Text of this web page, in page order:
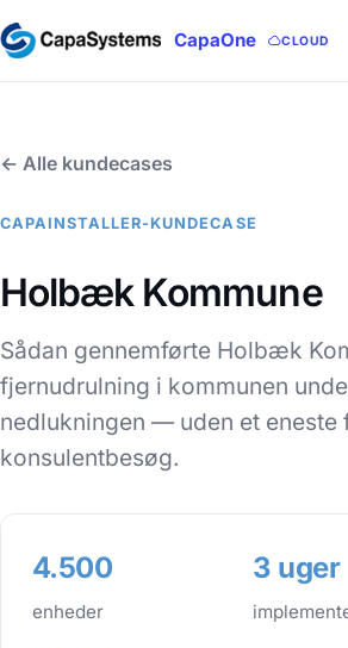
CapaOne CLOUD
← Alle kundecases
CAPAINSTALLER-KUNDECASE
Holbæk Kommune
Sådan gennemførte Holbæk
fjernudrulning i kommunen
nedlukningen — uden et eneste
konsulentbesøg.
4.500
enheder
3 uger